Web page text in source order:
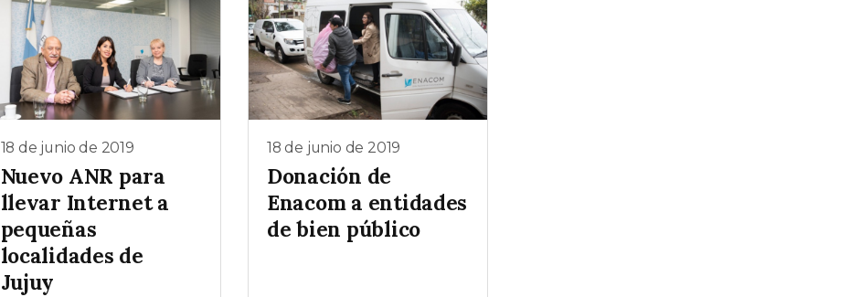
18 de junio de 2019
Nuevo ANR para
llevar Internet a
pequeñas
localidades de
Jujuy
18 de junio de 2019
Donación de
Enacom a entidades
de bien público